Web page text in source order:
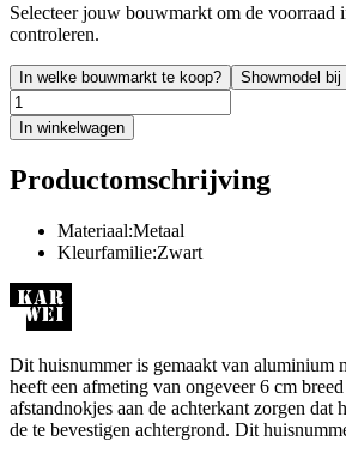
Selecteer jouw bouwmarkt om de voorraad
controleren.
In welke bouwmarkt te koop? Showmodel bij
In winkelwagen
Productomschrijving
Materiaal:Metaal
Kleurfamilie:Zwart
Dit huisnummer is gemaakt van aluminium
heeft een afmeting van ongeveer 6 cm
afstandnokjes aan de achterkant zorgen dat
de te bevestigen achtergrond. Dit